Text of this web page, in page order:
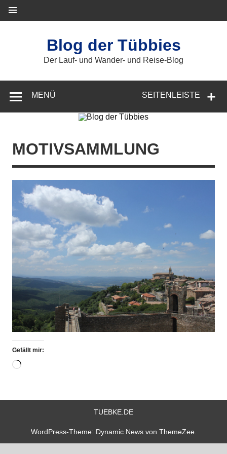
Inhalt
springen
Blog der Tübbies
Der Lauf- und Wander- und Reise-Blog
SEITENLEISTE
MENÜ
MOTIVSAMMLUNG
Gefällt mir:
Wird
TUEBKE.DE
WordPress-Theme: Dynamic News von ThemeZee.